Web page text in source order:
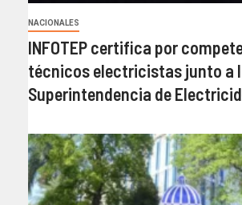
NACIONALES
INFOTEP certifica por
técnicos electricistas junto a
Superintendencia de